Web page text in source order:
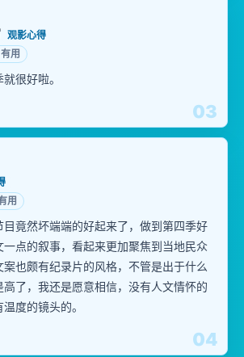
03
观影心得
用
很好啦。
04
用
竟然坏端端的好起来了，做到第四季好
点的叙事，看起来更加聚焦到当地民众
也颇有纪录片的风格，不管是出于什么
高了，我还是愿意相信，没有人文情怀的
度的镜头的。